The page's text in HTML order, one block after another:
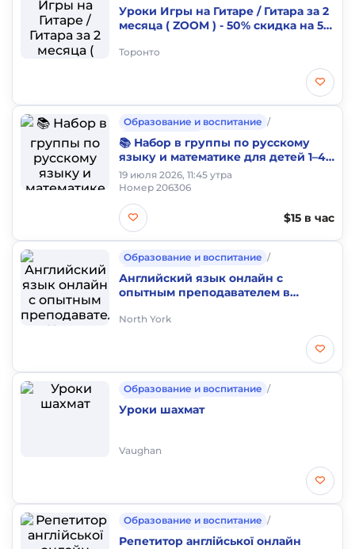
Частные уроки
Уроки Игры на Гитаре / Гитара за 2
месяца ( ZOOM ) - 50% скидка на 5
Торонто
Образование и воспитание /
Частные уроки
📚 Набор в группы по русскому
языку и математике для детей 1–4
классов!
19 июля 2026, 11:45 утра
Номер 206306
$15 в час
Образование и воспитание /
Частные уроки
Английский язык онлайн с
опытным преподавателем в
North York
Образование и воспитание /
Частные уроки
Уроки шахмат
Vaughan
Образование и воспитание /
Частные уроки
Репетитор англійської онлайн